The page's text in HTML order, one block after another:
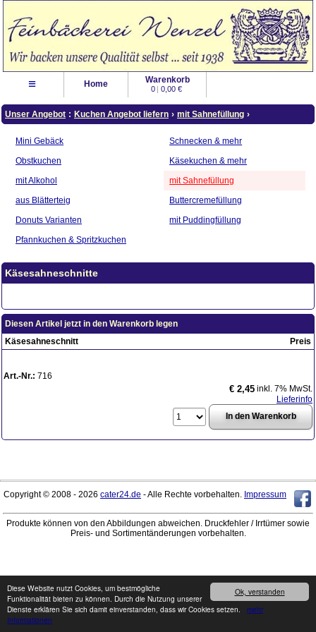
Ok, verstanden
Diese Website nutzt Cookies, um bestmögliche
Funktionalität bieten zu können. Durch die Nutzung unserer
Dienste erklären Sie sich damit einverstanden, dass wir Cookies setzen. mehr
Informationen
≡ Home Warenkorb
0 | 0,00 €
Unser Angebot : Kuchen Angebot liefern › mit Sahnefüllung ›
Mini Gebäck
Obstkuchen
mit Alkohol
aus Blätterteig
Donuts Varianten
Pfannkuchen & Spritzkuchen
Schnecken & mehr
Käsekuchen & mehr
mit Sahnefüllung
Buttercremefüllung
mit Puddingfüllung
Käsesahneschnitte
Diesen Artikel jetzt in den Warenkorb legen
Käsesahneschnitt
Preis
Art.-Nr.: 716
€ 2,45 inkl. 7% MwSt.
Lieferinfo
Copyright © 2008 - 2026 cater24.de - Alle Rechte vorbehalten. Impressum
Produkte können von den Abbildungen abweichen. Druckfehler / Irrtümer sowie
Preis- und Sortimentänderungen vorbehalten.